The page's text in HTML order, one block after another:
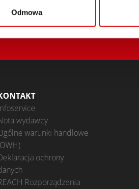
Odmowa
wydawcy
warunki handlowe
ochrony
Rozporządzenia